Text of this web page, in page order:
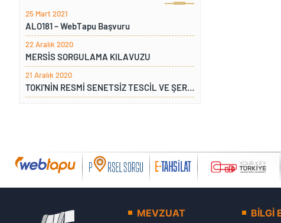
25 Mart 2021
ALO181 – WebTapu Başvuru
22 Aralık 2020
MERSİS SORGULAMA KILAVUZU
21 Aralık 2020
TOKI'NİN RESMİ SENETSİZ TESCİL VE ŞERH TALEBİ
MEVZUAT BİLGİ